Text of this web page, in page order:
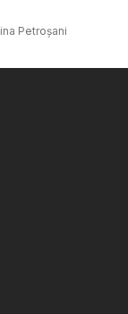
Petroșani